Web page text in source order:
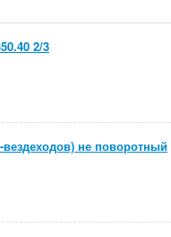
2/3
не поворотный